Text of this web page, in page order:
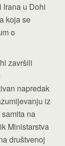
u Dohi
koja se
o
završili
napredak
iz
na
Ministarstva
društvenoj